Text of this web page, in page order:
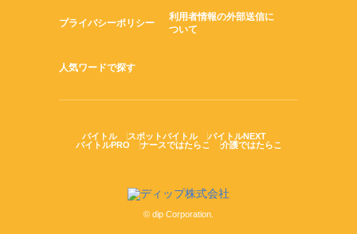
プライバシーポリシー
利用者情報の外部送信に
ついて
人気ワードで探す
バイトル スポットバイトル
バイトルNEXT
バイトルPRO
ナースではたらこ 介護ではたらこ
© dip Corporation.